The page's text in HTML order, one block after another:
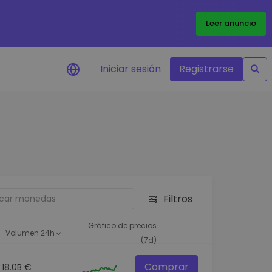
Leer anuncio
oportunidades de
inteligente para un
Iniciar sesión Registrarse
Filtros
Volumen 24h
Gráfico de precios
(7d)
18.0B € Comprar